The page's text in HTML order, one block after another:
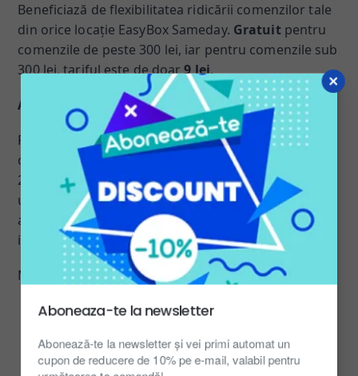
Aboneaza-te la newsletter
Abonează-te la newsletter și vei primi automat un
cupon de reducere de 10% pe e-mail, valabil pentru
Beneficiază de flexibilitatea ridicării comenzilor tale
din orice locație EasyBox Sameday. Gratuit pentru
comenzile de peste 300 lei, iar pentru comenzile sub
300 lei, tariful este de doar9 lei.
Avantajele Ridicării din EasyBox:
Flexibilitate Orară: Ridică-ți comanda când îți
convine, în funcție de programul EasyBox. Accesibil
24/7: Ridicaă comanda ta oricând, zi sau noapte, la
un EasyBox aproape de tine. Fără Așteptare: Evită
așteptările și preia-ți comanda rapid, fără
interacțiune umană.
Mulțumim că ai ales magazinul nostru online!